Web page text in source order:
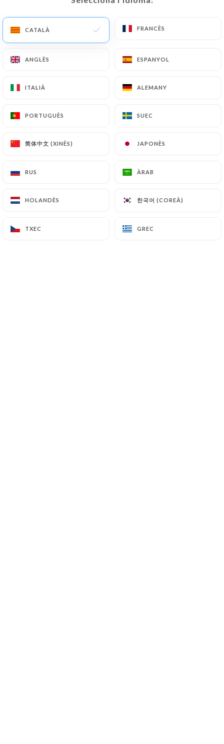
CATALÀ FRANCÈS
ANGLÈS ESPANYOL
ITALIÀ ALEMANY
PORTUGUÈS SUEC
简体中文 (XINÈS) JAPONÈS
RUS ÀRAB
HOLANDÈS 한국어 (COREÀ)
TXEC GREC
CATALÀ FRANCÈS
ANGLÈS ESPANYOL
ITALIÀ ALEMANY
PORTUGUÈS SUEC
简体中文 (XINÈS) JAPONÈS
RUS ÀRAB
HOLANDÈS 한국어 (COREÀ)
TXEC GREC